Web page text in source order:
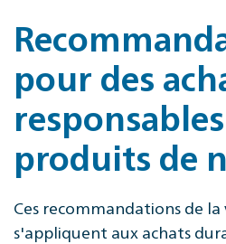
pour des
produits de
Ces recommandations de
s'appliquent aux achats